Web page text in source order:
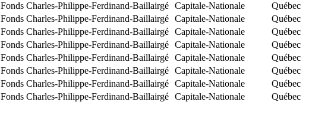
Fonds Charles-Philippe-Ferdinand-Baillairgé Capitale-Nationale
Québec
Fonds Charles-Philippe-Ferdinand-Baillairgé Capitale-Nationale
Québec
Fonds Charles-Philippe-Ferdinand-Baillairgé Capitale-Nationale
Québec
Fonds Charles-Philippe-Ferdinand-Baillairgé Capitale-Nationale
Québec
Fonds Charles-Philippe-Ferdinand-Baillairgé Capitale-Nationale
Québec
Fonds Charles-Philippe-Ferdinand-Baillairgé Capitale-Nationale
Québec
Fonds Charles-Philippe-Ferdinand-Baillairgé Capitale-Nationale
Québec
Fonds Charles-Philippe-Ferdinand-Baillairgé Capitale-Nationale Québec